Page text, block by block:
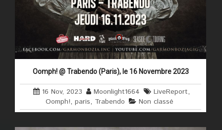
Oomph! @ Trabendo (Paris), le 16 Novembre 2023
16 Nov, 2023 Moonlight1664 LiveReport,
Oomph!,paris, Trabendo Non classé